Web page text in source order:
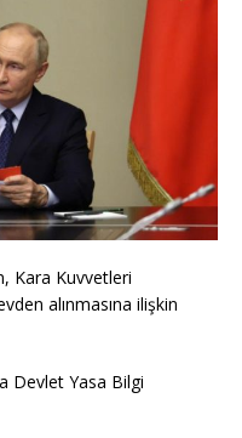
Kara Kuvvetleri
alınmasına ilişkin
Devlet Yasa Bilgi